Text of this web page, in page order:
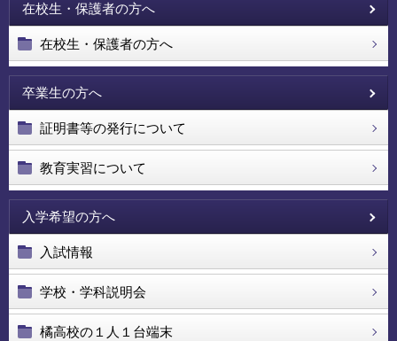
在校生・保護者の方へ
在校生・保護者の方へ
卒業生の方へ
証明書等の発行について
教育実習について
入学希望の方へ
入試情報
学校・学科説明会
橘高校の１人１台端末